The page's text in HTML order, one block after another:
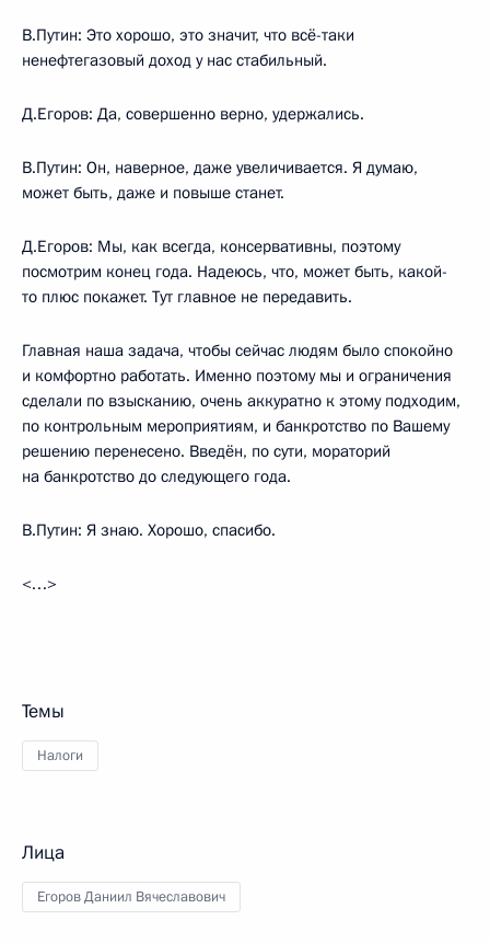
В.Путин: Это хорошо, это значит, что всё-таки
ненефтегазовый доход у нас стабильный.
Д.Егоров: Да, совершенно верно, удержались.
В.Путин: Он, наверное, даже увеличивается. Я думаю,
может быть, даже и повыше станет.
Д.Егоров: Мы, как всегда, консервативны, поэтому
посмотрим конец года. Надеюсь, что, может быть, какой-
то плюс покажет. Тут главное не передавить.
Главная наша задача, чтобы сейчас людям было спокойно
и комфортно работать. Именно поэтому мы и ограничения
сделали по взысканию, очень аккуратно к этому подходим,
по контрольным мероприятиям, и банкротство по Вашему
решению перенесено. Введён, по сути, мораторий
на банкротство до следующего года.
В.Путин: Я знаю. Хорошо, спасибо.
<…>
Темы
Налоги
Лица
Егоров Даниил Вячеславович